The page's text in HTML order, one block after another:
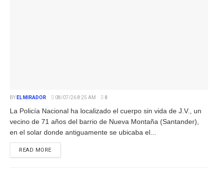
BY EL MIRADOR 08/07/26 8:25 AM 0
La Policía Nacional ha localizado el cuerpo sin vida de J.V., un
vecino de 71 años del barrio de Nueva Montaña (Santander),
en el solar donde antiguamente se ubicaba el...
READ MORE